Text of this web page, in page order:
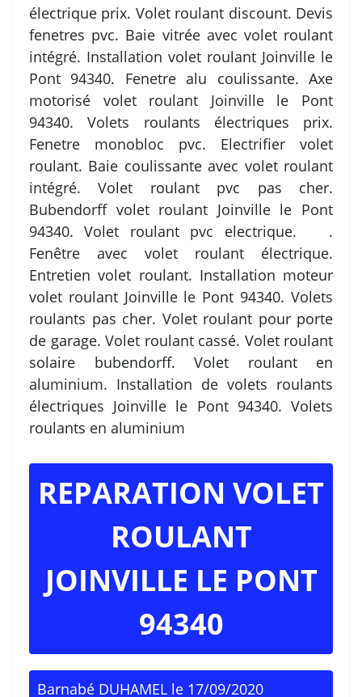
électrique prix. Volet roulant discount. Devis
fenetres pvc. Baie vitrée avec volet roulant
intégré. Installation volet roulant Joinville le
Pont 94340. Fenetre alu coulissante. Axe
motorisé volet roulant Joinville le Pont
94340. Volets roulants électriques prix.
Fenetre monobloc pvc. Electrifier volet
roulant. Baie coulissante avec volet roulant
intégré. Volet roulant pvc pas cher.
Bubendorff volet roulant Joinville le Pont
94340. Volet roulant pvc electrique. .
Fenêtre avec volet roulant électrique.
Entretien volet roulant. Installation moteur
volet roulant Joinville le Pont 94340. Volets
roulants pas cher. Volet roulant pour porte
de garage. Volet roulant cassé. Volet roulant
solaire bubendorff. Volet roulant en
aluminium. Installation de volets roulants
électriques Joinville le Pont 94340. Volets
roulants en aluminium
REPARATION VOLET
ROULANT
JOINVILLE LE PONT
94340
Barnabé DUHAMEL le 17/09/2020